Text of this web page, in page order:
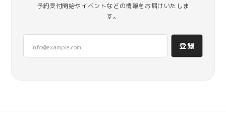
予約受付開始やイベントなどの情報をお届けいたしま
す。
登録